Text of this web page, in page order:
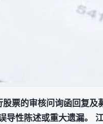
票的审核问询函回复及
导性陈述或重大遗漏。